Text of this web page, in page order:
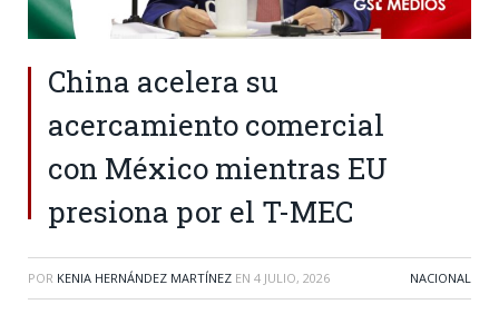
China acelera su
acercamiento comercial
con México mientras EU
presiona por el T-MEC
POR KENIA HERNÁNDEZ MARTÍNEZ EN 4 JULIO, 2026 NACIONAL